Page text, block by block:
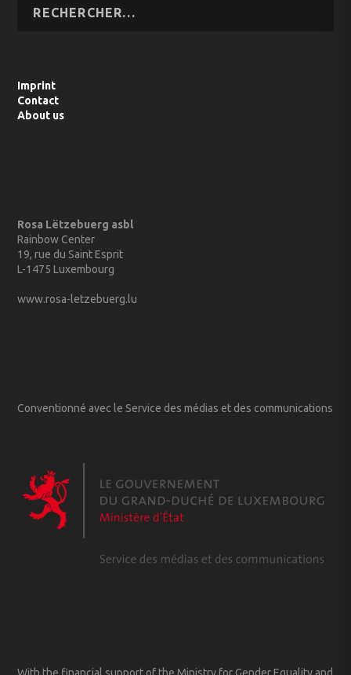
Imprint
Contact
About us
Rosa Lëtzebuerg asbl
Rainbow Center
19, rue du Saint Esprit
L-1475 Luxembourg
www.rosa-letzebuerg.lu
Conventionné avec le Service des médias et des communications